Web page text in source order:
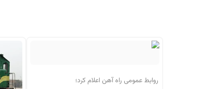
روابط عمومی راه آهن اعلام کرد؛